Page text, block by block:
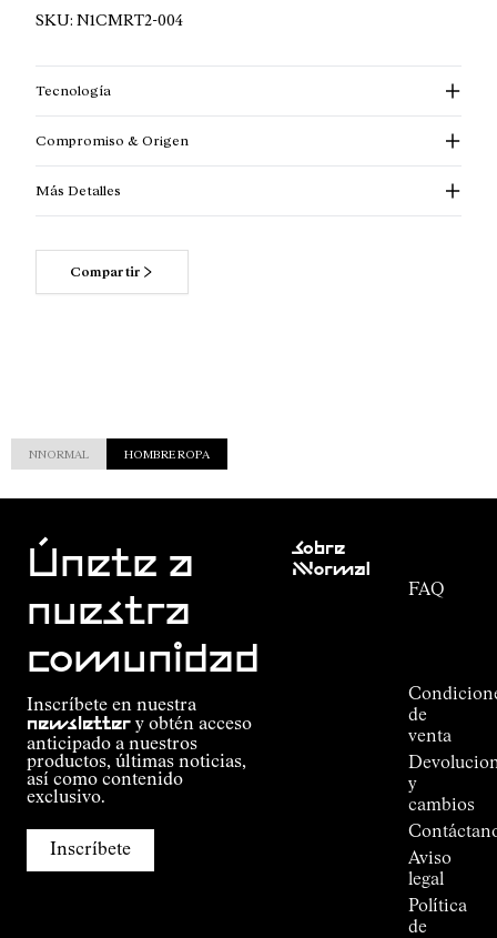
SKU: N1CMRT2-004
Tecnología
Compromiso & Origen
Más Detalles
Compartir
NNORMAL HOMBRE ROPA
Únete a
nuestra
comunidad
Inscríbete en nuestra
newsletter y obtén acceso
anticipado a nuestros
productos, últimas noticias,
así como contenido
exclusivo.
Inscríbete
Sobre
Nnormal
FAQ
de
venta
y
cambios
Aviso
legal
Política
de